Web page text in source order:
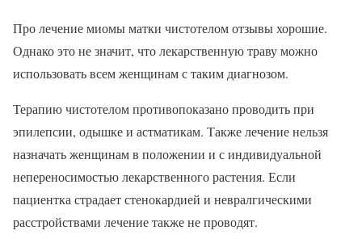
Про лечение миомы матки чистотелом отзывы хорошие.
Однако это не значит, что лекарственную траву можно
использовать всем женщинам с таким диагнозом.
Терапию чистотелом противопоказано проводить при
эпилепсии, одышке и астматикам. Также лечение нельзя
назначать женщинам в положении и с индивидуальной
непереносимостью лекарственного растения. Если
пациентка страдает стенокардией и невралгическими
расстройствами лечение также не проводят.